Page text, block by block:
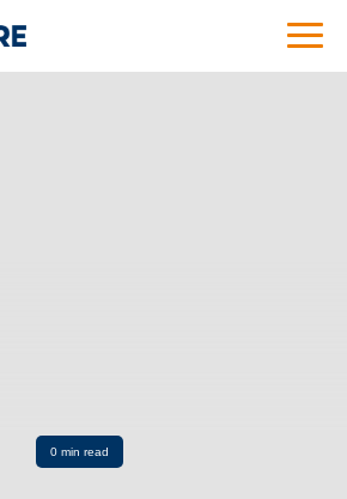
0 min read